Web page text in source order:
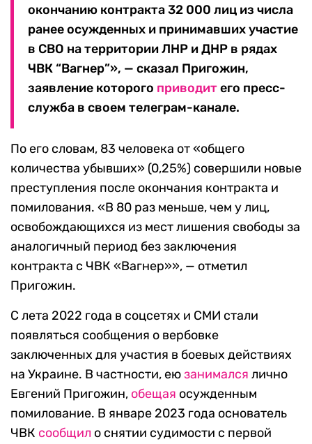
окончанию контракта 32 000 лиц из числа
ранее осужденных и принимавших участие
в СВО на территории ЛНР и ДНР в рядах
ЧВК “Вагнер”», — сказал Пригожин,
заявление которого приводитего пресс-
служба в своем телеграм-канале.
По его словам, 83 человека от «общего
количества убывших» (0,25%) совершили новые
преступления после окончания контракта и
помилования. «В 80 раз меньше, чем у лиц,
освобождающихся из мест лишения свободы за
аналогичный период без заключения
контракта с ЧВК «Вагнер»», — отметил
Пригожин.
С лета 2022 года в соцсетях и СМИ стали
появляться сообщения о вербовке
заключенных для участия в боевых действиях
на Украине. В частности, еюзанимался лично
Евгений Пригожин, обещая осужденным
помилование. В январе 2023 года основатель
ЧВК сообщил о снятии судимости с первой